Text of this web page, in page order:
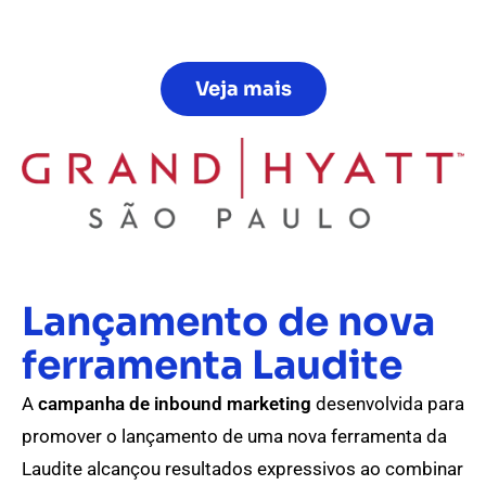
Veja mais
Lançamento de nova
ferramenta Laudite
A campanha de inbound marketing desenvolvida para
promover o lançamento de uma nova ferramenta da
Laudite alcançou resultados expressivos ao combinar